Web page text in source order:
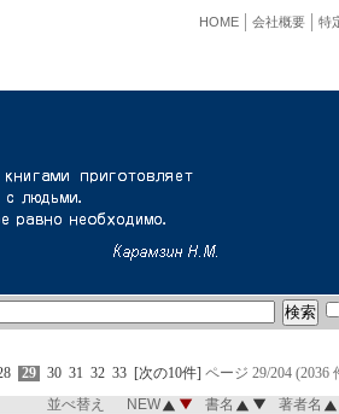
特
会社概要
HOME
29 30 31 32 33 [次の10件] ページ 29/204 (2036
並べ替え NEW 書名 著者名